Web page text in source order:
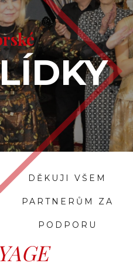
DĚKUJI VŠEM
PARTNERŮM ZA
PODPORU